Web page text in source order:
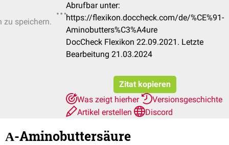
zu speichern.
Abrufbar unter:
https://flexikon.doccheck.com/de/%CE%91-
Aminobutters%C3%A4ure
DocCheck Flexikon 22.09.2021. Letzte
Bearbeitung 21.03.2024
Zitat kopieren
Was zeigt hierher
Versionsgeschichte
Artikel erstellen
Discord
Α-Aminobuttersäure